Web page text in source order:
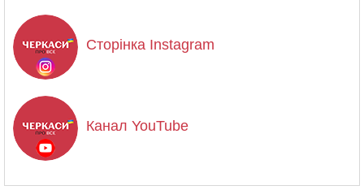
Сторінка Instagram
Канал YouTube